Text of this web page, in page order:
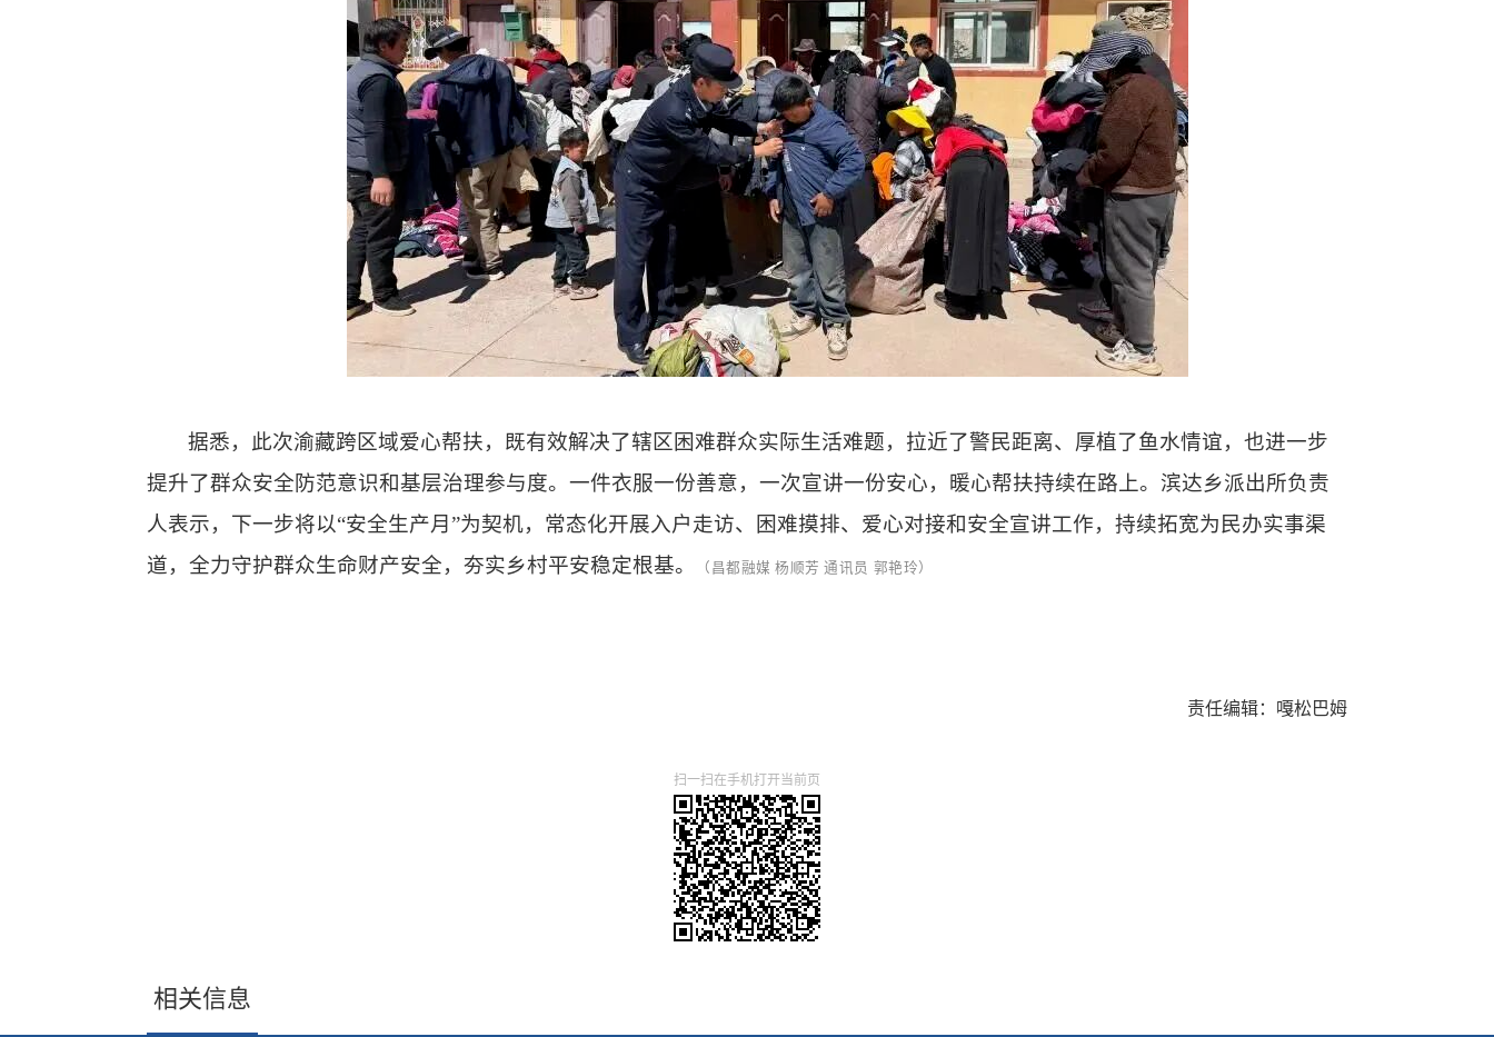
据悉，此次渝藏跨区域爱心帮扶，既有效解决了辖区困难群众实际生活难题，拉近了警民距离、厚植了鱼水情谊，也进一步
提升了群众安全防范意识和基层治理参与度。一件衣服一份善意，一次宣讲一份安心，暖心帮扶持续在路上。滨达乡派出所负责
人表示，下一步将以“安全生产月”为契机，常态化开展入户走访、困难摸排、爱心对接和安全宣讲工作，持续拓宽为民办实事渠
道，全力守护群众生命财产安全，夯实乡村平安稳定根基。
（昌都融媒 杨顺芳 通讯员 郭艳玲）
责任编辑：嘎松巴姆
扫一扫在手机打开当前页
相关信息